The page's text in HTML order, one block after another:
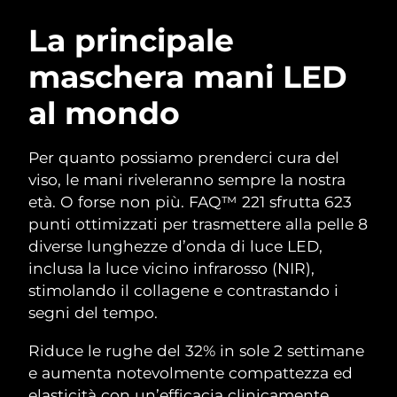
La principale
maschera mani LED
al mondo
Per quanto possiamo prenderci cura del
viso, le mani riveleranno sempre la nostra
età. O forse non più. FAQ™ 221 sfrutta 623
punti ottimizzati per trasmettere alla pelle 8
diverse lunghezze d’onda di luce LED,
inclusa la luce vicino infrarosso (NIR),
stimolando il collagene e contrastando i
segni del tempo.
Riduce le rughe del 32% in sole 2 settimane
e aumenta notevolmente compattezza ed
Detersione viso
Anti-aging massage
LUNA™ 4 Plus
Massage, LED heating
LUNA™ 4 Men
Microcurrent toning
BEAR™ 2 go
Microcurrent toning on-the-go
BEAR™ 2 eyes & lips
Idratazione
UFO™ 3 pacchetto
Deep facial hydration
UFO™ 3 LED
Near-infrared and red light therapy
device
Igiene orale
issa™ 4
Hybrid silicone sonic toothbrush
Smart hybrid silicone sonic toothbrush
TRATTAMENTI ANTI-AGE FAQ™
Anti-age Trattamenti LED
Austria
Bahrein Consegna stimata8/9/26
Belgio
Bermuda Consegna stimata8/14/26
Bosnia ed
Erzegovina
Consegna stimata8/11/26
Brunei Consegna stimata
Bulgaria Consegna stimata 8/8/26
Cile Consegna stimata8/12/26